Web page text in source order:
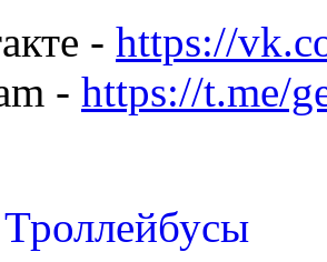
- https://
- https://t.me/
Троллейбусы